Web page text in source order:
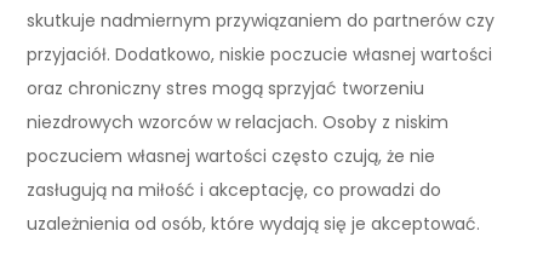
skutkuje nadmiernym przywiązaniem do partnerów czy
przyjaciół. Dodatkowo, niskie poczucie własnej wartości
oraz chroniczny stres mogą sprzyjać tworzeniu
niezdrowych wzorców w relacjach. Osoby z niskim
poczuciem własnej wartości często czują, że nie
zasługują na miłość i akceptację, co prowadzi do
uzależnienia od osób, które wydają się je akceptować.